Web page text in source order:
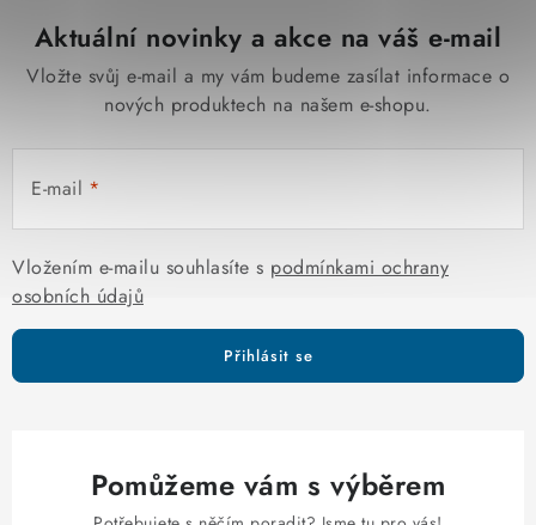
Aktuální novinky a akce na váš e-mail
Vložte svůj e-mail a my vám budeme zasílat informace o
nových produktech na našem e-shopu.
E-mail
Vložením e-mailu souhlasíte s podmínkami ochrany
osobních údajů
Přihlásit se
Pomůžeme vám s výběrem